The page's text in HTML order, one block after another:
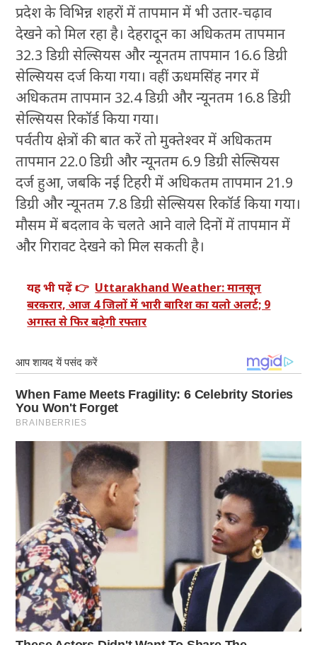
प्रदेश के विभिन्न शहरों में तापमान में भी उतार-चढ़ाव
देखने को मिल रहा है। देहरादून का अधिकतम तापमान
32.3 डिग्री सेल्सियस और न्यूनतम तापमान 16.6 डिग्री
सेल्सियस दर्ज किया गया। वहीं ऊधमसिंह नगर में
अधिकतम तापमान 32.4 डिग्री और न्यूनतम 16.8 डिग्री
सेल्सियस रिकॉर्ड किया गया।
पर्वतीय क्षेत्रों की बात करें तो मुक्तेश्वर में अधिकतम
तापमान 22.0 डिग्री और न्यूनतम 6.9 डिग्री सेल्सियस
दर्ज हुआ, जबकि नई टिहरी में अधिकतम तापमान 21.9
डिग्री और न्यूनतम 7.8 डिग्री सेल्सियस रिकॉर्ड किया गया।
मौसम में बदलाव के चलते आने वाले दिनों में तापमान में
और गिरावट देखने को मिल सकती है।
यह भी पढ़ें 👉 Uttarakhand Weather: मानसून
बरकरार, आज 4 जिलों में भारी बारिश का यलो अलर्ट; 9
अगस्त से फिर बढ़ेगी रफ्तार